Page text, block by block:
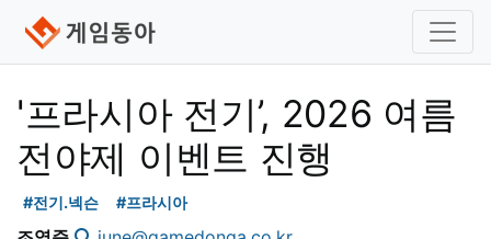
'프라시아 전기’, 2026 여름
전야제 이벤트 진행
#전기.넥슨 #프라시아